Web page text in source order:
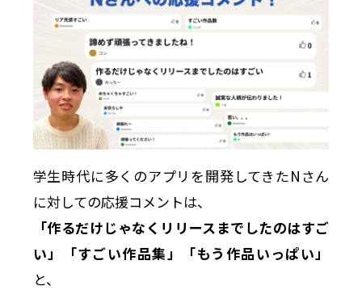
学生時代に多くのアプリを開発してきたNさん
に対しての応援コメントは、
「作るだけじゃなくリリースまでしたのはすご
い」「すごい作品集」「もう作品いっぱい」
と、